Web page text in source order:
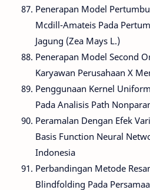
Penerapan Model
Mcdill-Amateis Pada
Jagung (Zea Mays L.)
Penerapan Model Second
Karyawan Perusahaan X
Penggunaan Kernel
Pada Analisis Path
Peramalan Dengan Efek
Basis Function Neural
Indonesia
Perbandingan Metode
Blindfolding Pada